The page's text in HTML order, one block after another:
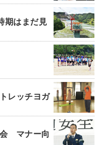
はまだ見
レッチヨガ
マナー向